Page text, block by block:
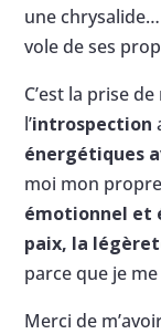
une
vole de ses
C’est la prise
l’introspection
énergétiques
moi mon propre
émotionnel et
paix, la
parce que je
Merci de